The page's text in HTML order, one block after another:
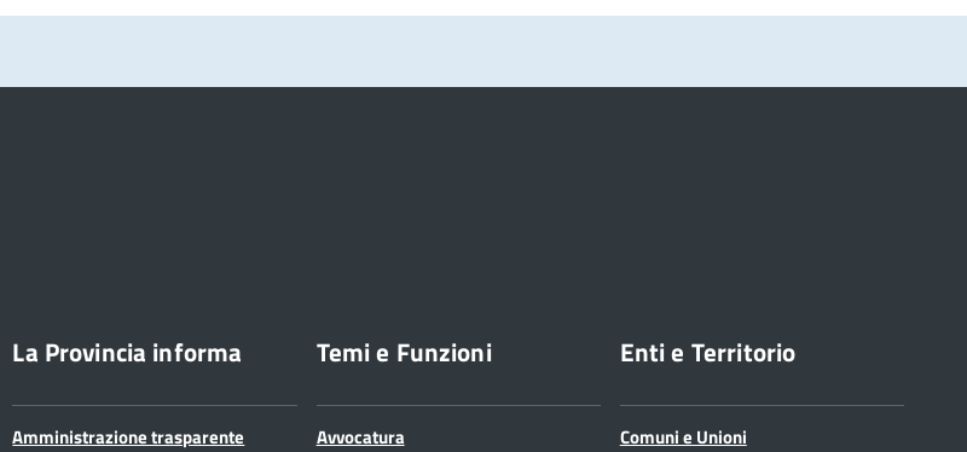
La Provincia informa
Amministrazione trasparente
Temi e Funzioni
Avvocatura
Enti e Territorio
Comuni e Unioni